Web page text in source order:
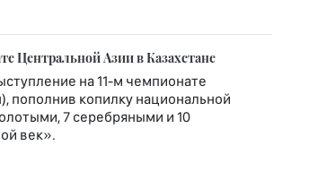
Центральной Азии в Казахстане
на 11-м чемпионате
пополнив копилку национальной
7 серебряными и 10
век».